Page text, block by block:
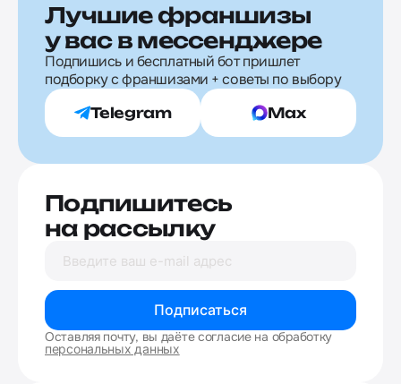
Лучшие франшизы
у вас в мессенджере
Подпишись и бесплатный бот пришлет
подборку с франшизами + советы по выбору
Telegram Max
Подпишитесь
на рассылку
Подписаться
Оставляя почту, вы даёте согласие на обработку
персональных данных